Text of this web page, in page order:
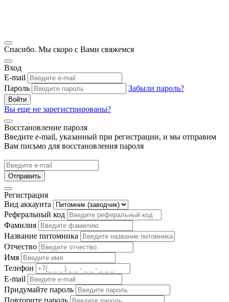
Спасибо. Мы скоро с Вами свяжемся
Вход
E-mail
Пароль
Забыли пароль?
Войти
Вы еще не зарегистрированы?
Восстановление пароля
Введите e-mail, указанный при регистрации, и мы отправим
Вам письмо для восстановления пароля
Отправить
Регистрация
Вид аккаунта
Реферальный код
Фамилия
Название питомника
Отчество
Имя
Телефон
E-mail
Придумайте пароль
Повторите пароль